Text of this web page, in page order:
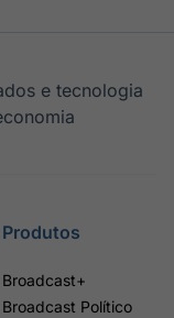
e tecnologia
Produtos
Broadcast+
Broadcast Político